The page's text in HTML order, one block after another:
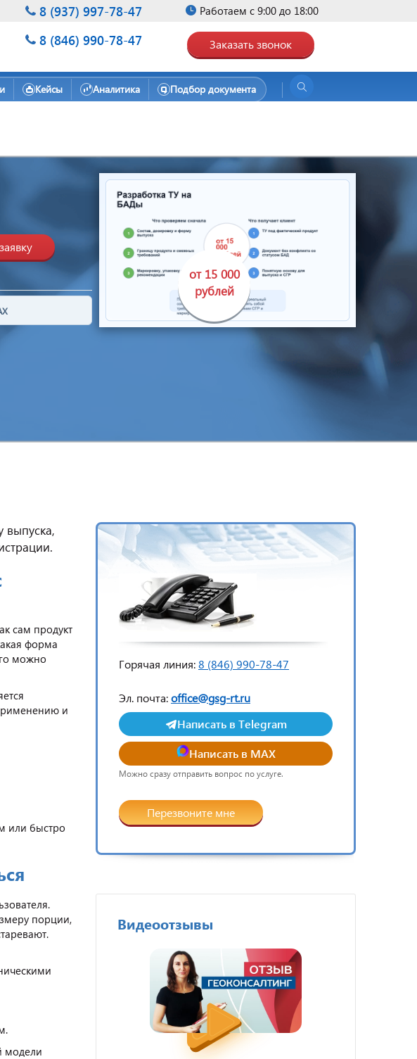
8 (937) 997-78-47 Работаем с 9:00 до 18:00
8 (846) 990-78-47 Заказать звонок
Кейсы Аналитика Подбор документа
от 15 000
рублей
выпуска,
сам продукт
форма
можно
и
или быстро
порции,
модели
Горячая линия:8 (846) 990-78-47
Эл. почта:office@gsg-rt.ru
Написать в Telegram
Написать в MAX
Можно сразу отправить вопрос по услуге.
Перезвоните мне
Видеоотзывы